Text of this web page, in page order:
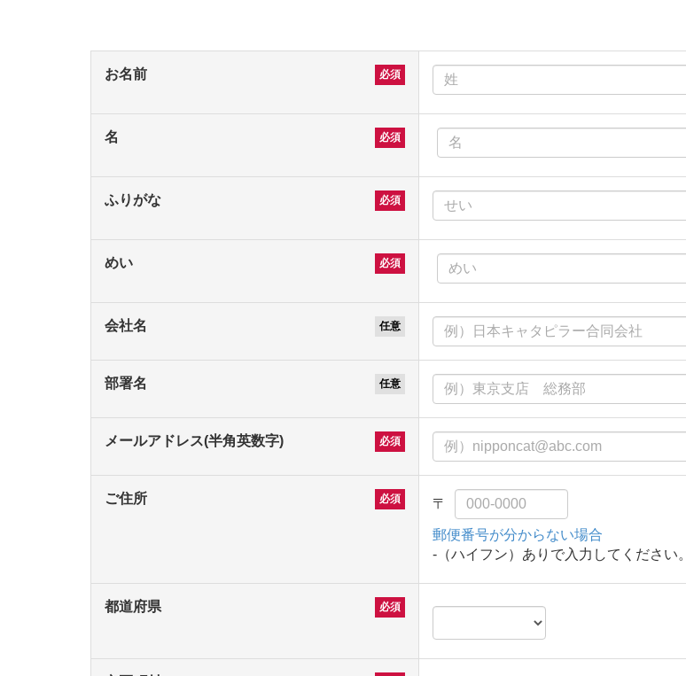
お名前
名
ふりがな
めい
会社名
部署名
メールアドレス(半角英数字)
ご住所
郵便番号が分からない場合
-（ハイフン）ありで入力してください。
都道府県